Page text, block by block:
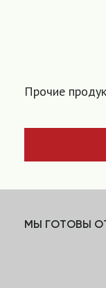
Прочие
МЫ ГОТОВЫ